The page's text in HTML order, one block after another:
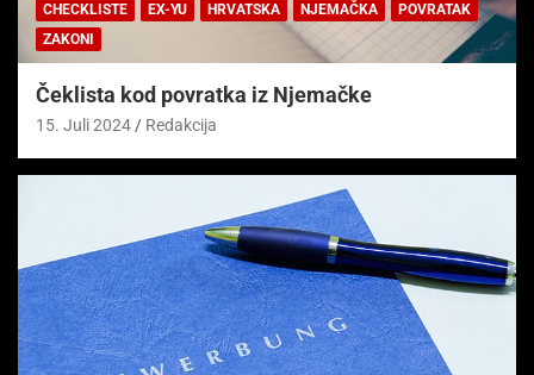
CHECKLISTE EX-YU HRVATSKA NJEMAČKA
POVRATAK
ZAKONI
Čeklista kod povratka iz Njemačke
15. Juli 2024 Redakcija